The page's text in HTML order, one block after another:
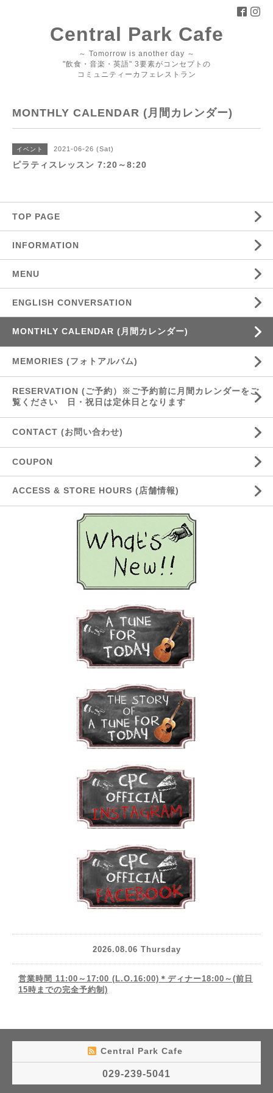
Central Park Cafe
～ Tomorrow is another day ～
"飲食・音楽・英語" 3要素がコンセプトの
コミュニティーカフェレストラン
MONTHLY CALENDAR (月間カレンダー)
イベント 2021-06-26 (Sat)
ピラティスレッスン 7:20～8:20
TOP PAGE
INFORMATION
MENU
ENGLISH CONVERSATION
MONTHLY CALENDAR (月間カレンダー)
MEMORIES (フォトアルバム)
RESERVATION (ご予約）※ご予約前に月間カレンダーをご
覧ください 日・祝日は定休日となります
CONTACT (お問い合わせ)
COUPON
ACCESS & STORE HOURS (店舗情報)
2026.08.06 Thursday
営業時間 11:00～17:00 (L.O.16:00)＊ディナー18:00～(前日
15時までの完全予約制)
Central Park Cafe
029-239-5041